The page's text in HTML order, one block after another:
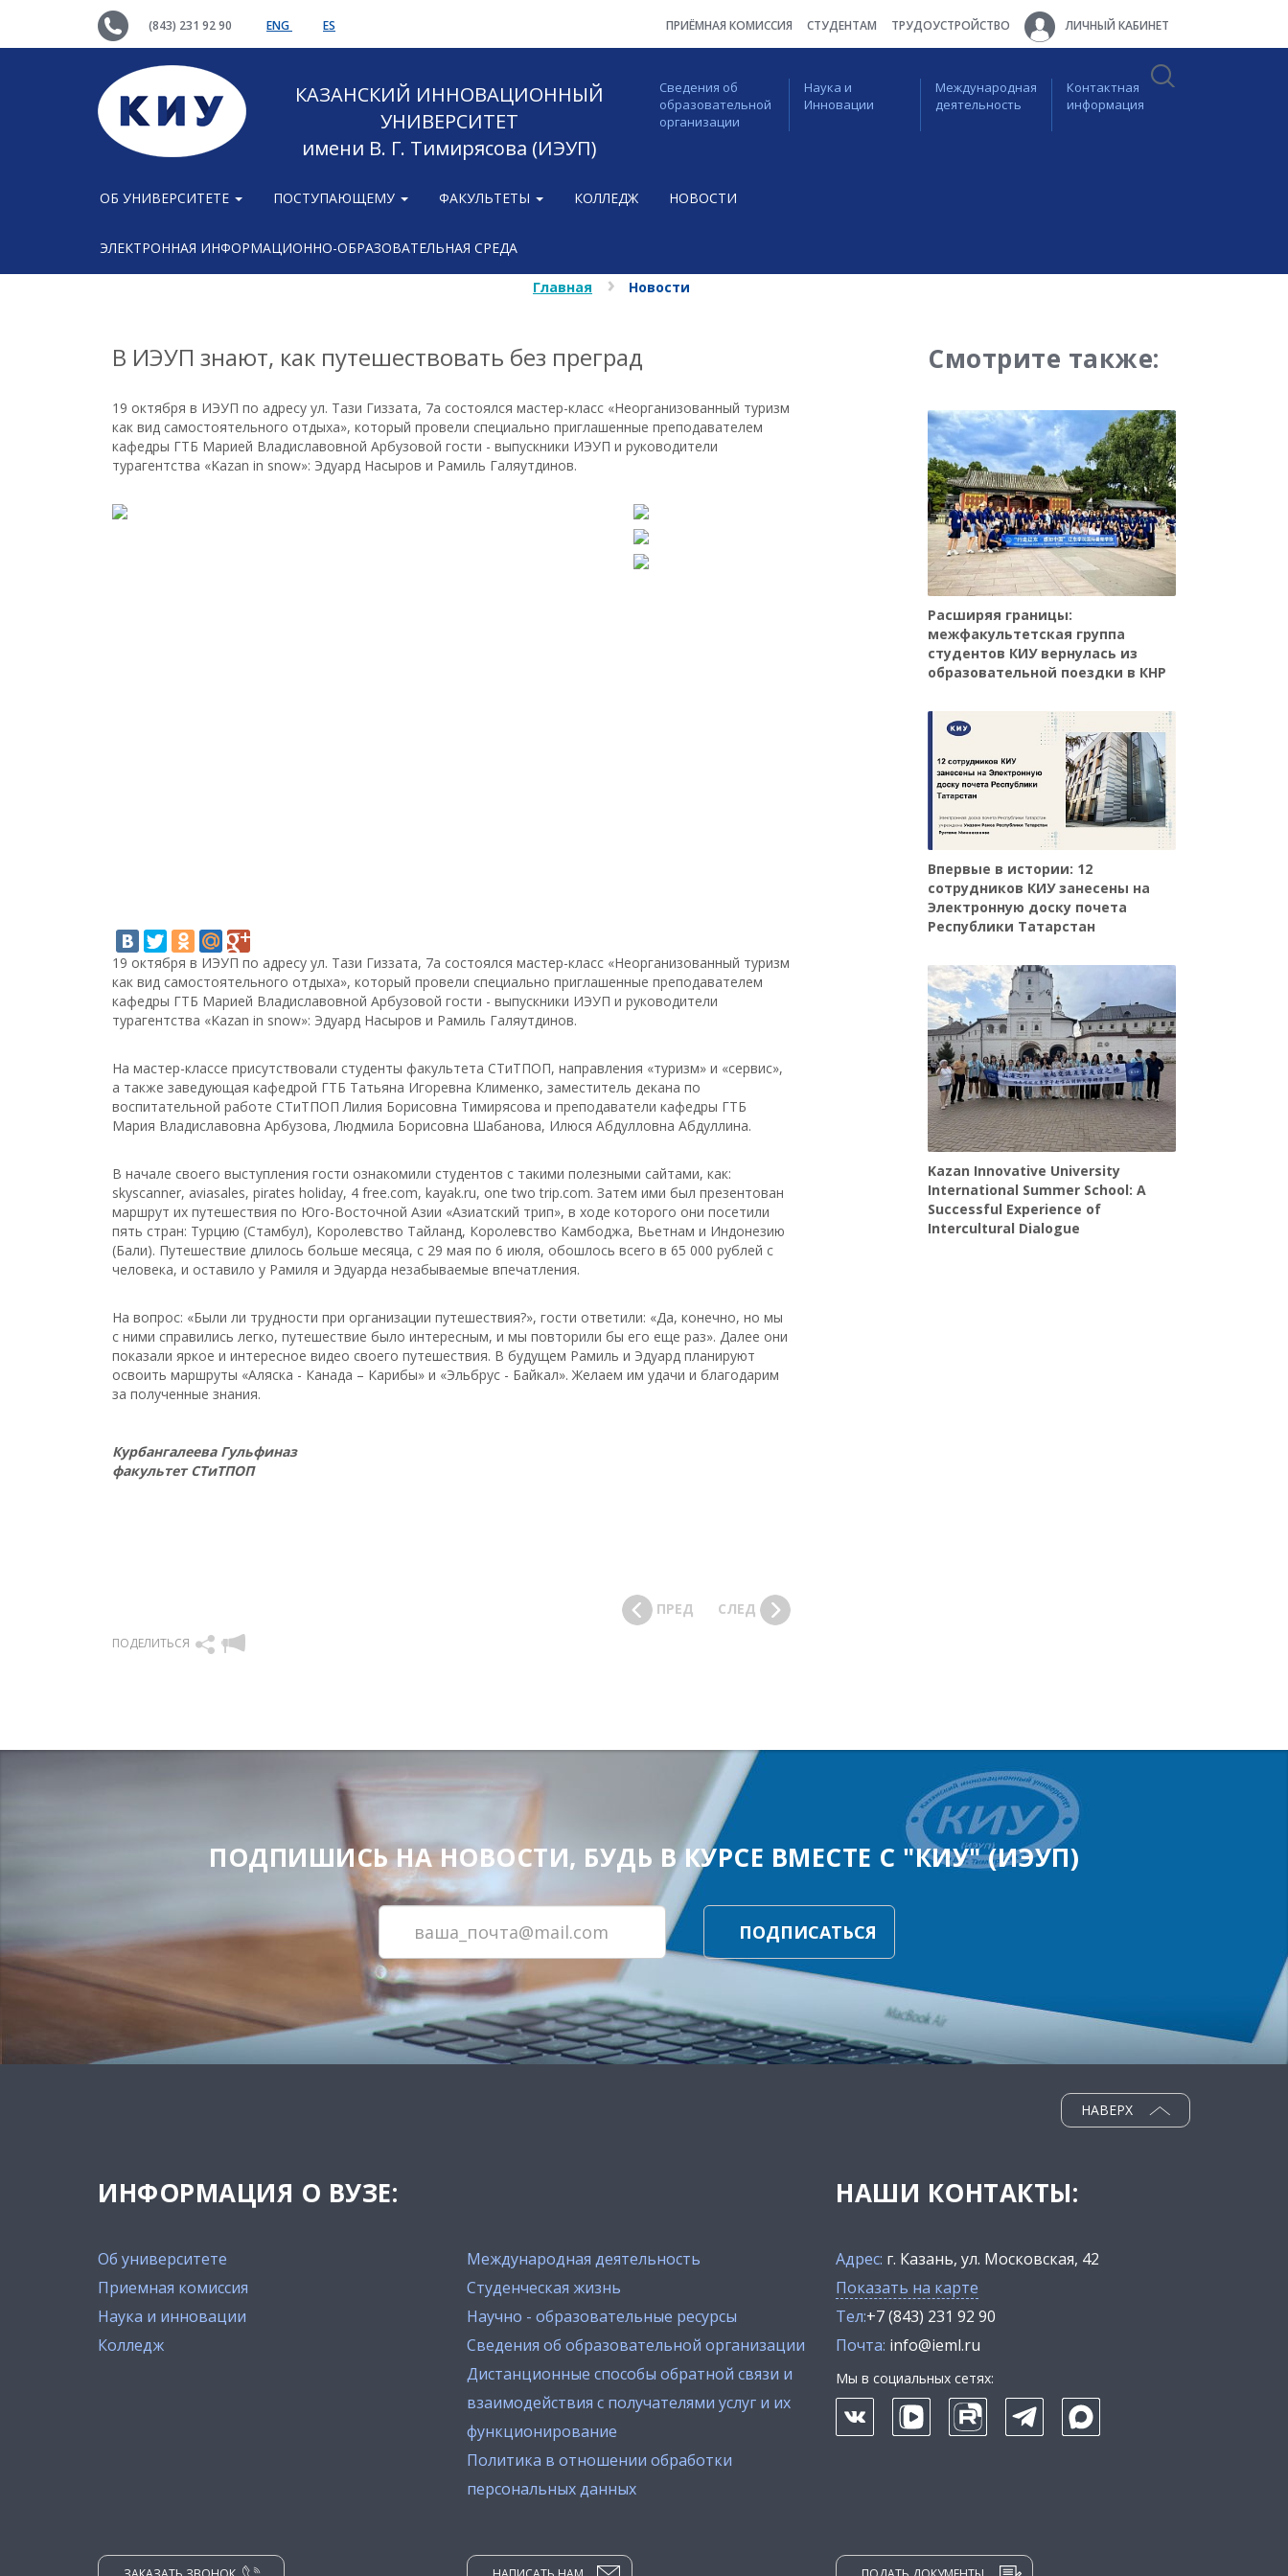
(843) 231 92 90 ENG ES ПРИЁМНАЯ КОМИССИЯ СТУДЕНТАМ ТРУДОУСТРОЙСТВО ЛИЧНЫЙ КАБИНЕТ
КАЗАНСКИЙ ИННОВАЦИОННЫЙ
УНИВЕРСИТЕТ
имени В. Г. Тимирясова (ИЭУП)
Сведения об
образовательной
организации
Наука и
Инновации
Международная
деятельность
Контактная
информация
ОБ УНИВЕРСИТЕТЕ ПОСТУПАЮЩЕМУ ФАКУЛЬТЕТЫ КОЛЛЕДЖ НОВОСТИ
ЭЛЕКТРОННАЯ ИНФОРМАЦИОННО-ОБРАЗОВАТЕЛЬНАЯ СРЕДА
Главная Новости
В ИЭУП знают, как путешествовать без преград
19 октября в ИЭУП по адресу ул. Тази Гиззата, 7а состоялся мастер-класс «Неорганизованный туризм
как вид самостоятельного отдыха», который провели специально приглашенные преподавателем
кафедры ГТБ Марией Владиславовной Арбузовой гости - выпускники ИЭУП и руководители
турагентства «Kazan in snow»: Эдуард Насыров и Рамиль Галяутдинов.
19 октября в ИЭУП по адресу ул. Тази Гиззата, 7а состоялся мастер-класс «Неорганизованный туризм
как вид самостоятельного отдыха», который провели специально приглашенные преподавателем
кафедры ГТБ Марией Владиславовной Арбузовой гости - выпускники ИЭУП и руководители
турагентства «Kazan in snow»: Эдуард Насыров и Рамиль Галяутдинов.
На мастер-классе присутствовали студенты факультета СТиТПОП, направления «туризм» и «сервис»,
а также заведующая кафедрой ГТБ Татьяна Игоревна Клименко, заместитель декана по
воспитательной работе СТиТПОП Лилия Борисовна Тимирясова и преподаватели кафедры ГТБ
Мария Владиславовна Арбузова, Людмила Борисовна Шабанова, Илюся Абдулловна Абдуллина.
В начале своего выступления гости ознакомили студентов с такими полезными сайтами, как:
skyscanner, aviasales, pirates holiday, 4 free.com, kayak.ru, one two trip.com. Затем ими был презентован
маршрут их путешествия по Юго-Восточной Азии «Азиатский трип», в ходе которого они посетили
пять стран: Турцию (Стамбул), Королевство Тайланд, Королевство Камбоджа, Вьетнам и Индонезию
(Бали). Путешествие длилось больше месяца, с 29 мая по 6 июля, обошлось всего в 65 000 рублей с
человека, и оставило у Рамиля и Эдуарда незабываемые впечатления.
На вопрос: «Были ли трудности при организации путешествия?», гости ответили: «Да, конечно, но мы
с ними справились легко, путешествие было интересным, и мы повторили бы его еще раз». Далее они
показали яркое и интересное видео своего путешествия. В будущем Рамиль и Эдуард планируют
освоить маршруты «Аляска - Канада – Карибы» и «Эльбрус - Байкал». Желаем им удачи и благодарим
за полученные знания.
Курбангалеева Гульфиназ
факультет СТиТПОП
ПОДЕЛИТЬСЯ
ПРЕД СЛЕД
Смотрите также:
Расширяя границы:
межфакультетская группа
студентов КИУ вернулась из
образовательной поездки в КНР
Впервые в истории: 12
сотрудников КИУ занесены на
Электронную доску почета
Республики Татарстан
Kazan Innovative University
International Summer School: A
Successful Experience of
Intercultural Dialogue
ПОДПИШИСЬ НА НОВОСТИ, БУДЬ В КУРСЕ ВМЕСТЕ С "КИУ" (ИЭУП)
ПОДПИСАТЬСЯ
ИНФОРМАЦИЯ О ВУЗЕ:
Об университете
Приемная комиссия
Наука и инновации
Колледж
Международная деятельность
Студенческая жизнь
Научно - образовательные ресурсы
Сведения об образовательной организации
Дистанционные способы обратной связи и
взаимодействия с получателями услуг и их
функционирование
Политика в отношении обработки
персональных данных
НАВЕРХ
НАШИ КОНТАКТЫ:
Адрес: г. Казань, ул. Московская, 42
Показать на карте
Тел:+7 (843) 231 92 90
Почта: info@ieml.ru
Мы в социальных сетях: